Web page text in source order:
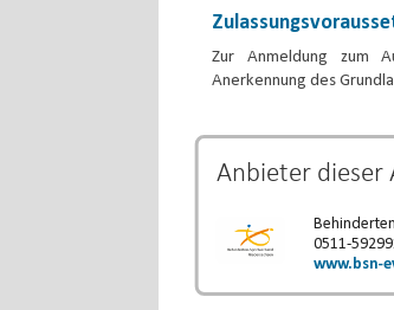
Zur Anmeldung zum
Anerkennung des
Anbieter dieser
0511-
www.bsn-